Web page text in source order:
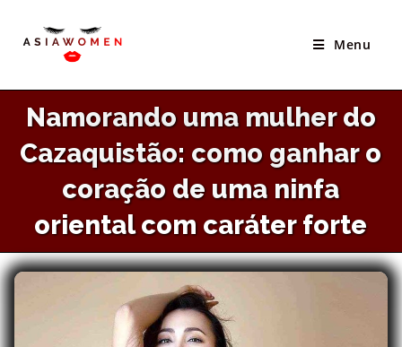
Menu
Namorando uma mulher do
Cazaquistão: como ganhar o
coração de uma ninfa
oriental com caráter forte